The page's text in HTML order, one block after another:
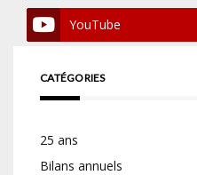
YouTube
CATÉGORIES
25 ans
Bilans annuels